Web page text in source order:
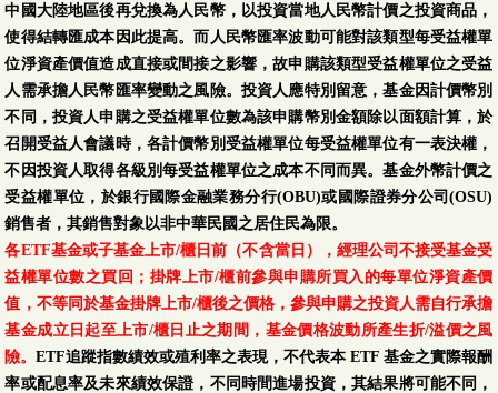
中國大陸地區後再兌換為人民幣，以投資當地人民幣計價之投資商品，
使得結轉匯成本因此提高。而人民幣匯率波動可能對該類型每受益權單
位淨資產價值造成直接或間接之影響，故申購該類型受益權單位之受益
人需承擔人民幣匯率變動之風險。投資人應特別留意，基金因計價幣別
不同，投資人申購之受益權單位數為該申購幣別金額除以面額計算，於
召開受益人會議時，各計價幣別受益權單位每受益權單位有一表決權，
不因投資人取得各級別每受益權單位之成本不同而異。基金外幣計價之
受益權單位，於銀行國際金融業務分行(OBU)或國際證券分公司(OSU)
銷售者，其銷售對象以非中華民國之居住民為限。
各ETF基金或子基金上市/櫃日前（不含當日），經理公司不接受基金受
益權單位數之買回；掛牌上市/櫃前參與申購所買入的每單位淨資產價
值，不等同於基金掛牌上市/櫃後之價格，參與申購之投資人需自行承擔
基金成立日起至上市/櫃日止之期間，基金價格波動所產生折/溢價之風
險。ETF追蹤指數績效或殖利率之表現，不代表本 ETF 基金之實際報酬
率或配息率及未來績效保證，不同時間進場投資，其結果將可能不同，